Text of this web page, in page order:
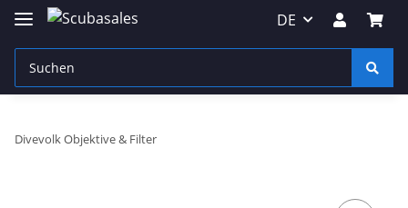
DE
Divevolk Objektive & Filter